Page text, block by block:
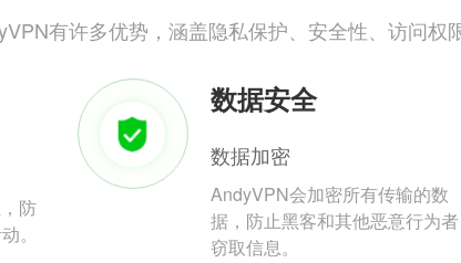
有许多优势，涵盖隐私保护、安全性、访问权
防
。
数据安全
数据加密
AndyVPN会加密所有传输的数
据，防止黑客和其他恶意行为者
窃取信息。